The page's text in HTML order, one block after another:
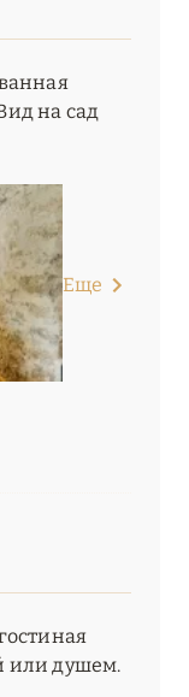
3
на сад
Еще
или душем.